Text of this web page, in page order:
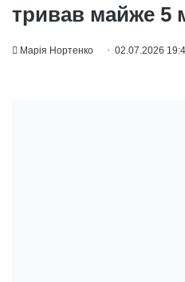
тривав майже 5
Марія Нортенко 02.07.2026